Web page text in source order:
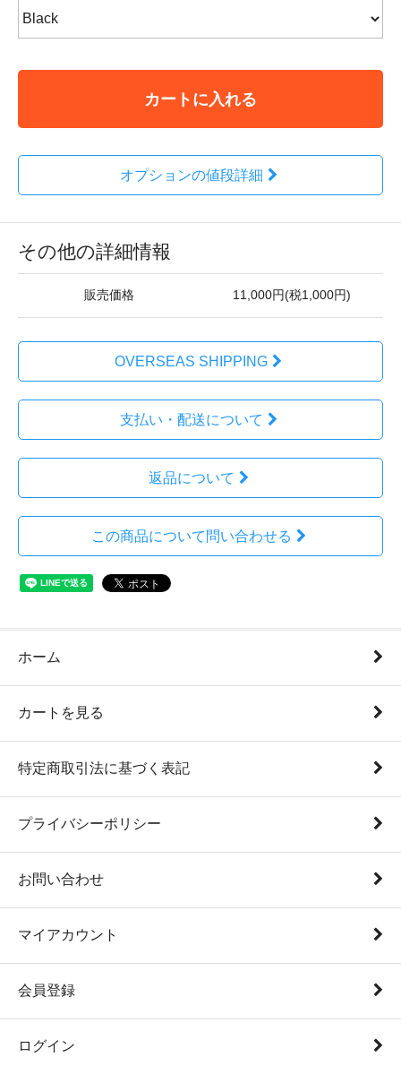
カートに入れる
オプションの値段詳細
その他の詳細情報
販売価格 11,000円(税1,000円)
OVERSEAS SHIPPING
支払い・配送について
返品について
この商品について問い合わせる
ホーム
カートを見る
特定商取引法に基づく表記
プライバシーポリシー
お問い合わせ
マイアカウント
会員登録
ログイン